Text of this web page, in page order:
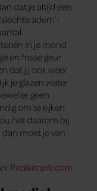
dat je altijd een
adem’-
in je mond
en frisse geur
dat jij ook weer
je glazen water
er geen
om te kijken
het daarom bij
moet je van
Realsimple.com